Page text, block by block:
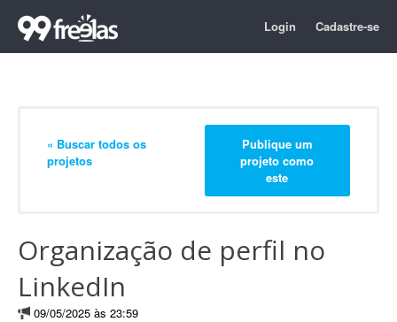
Login Cadastre-se
« Buscar todos os
projetos
Publique um
projeto como
este
Organização de perfil no
LinkedIn
09/05/2025 às 23:59